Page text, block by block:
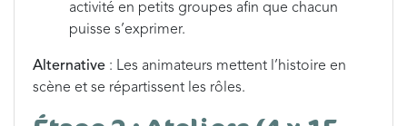
activité en petits groupes afin que chacun
puisse s’exprimer.
Alternative : Les animateurs mettent l’histoire en
scène et se répartissent les rôles.